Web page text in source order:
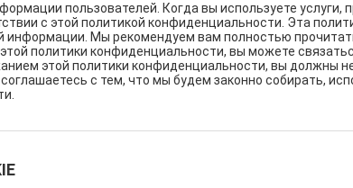
пользователей. Когда вы используете
с этой политикой конфиденциальности. Эта
Мы рекомендуем вам полностью
политики конфиденциальности, вы можете
этой политики конфиденциальности, вы должны
с тем, что мы будем законно собирать,